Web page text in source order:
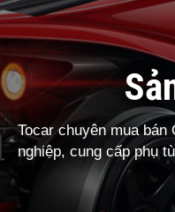
Tocar chuyên mua
nghiệp, cung cấp phụ